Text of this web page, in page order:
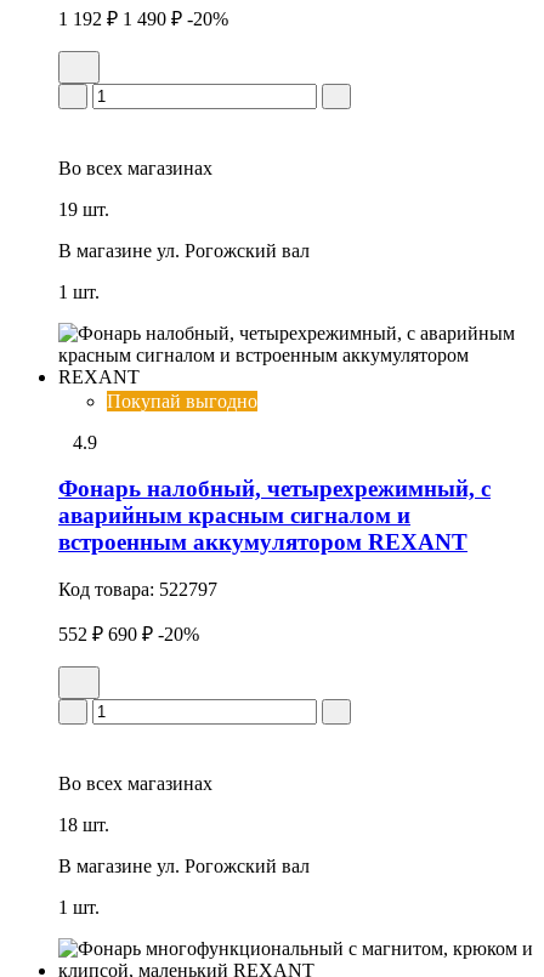
1 192 ₽ 1 490 ₽ -20%
Во всех магазинах
19 шт.
В магазине ул. Рогожский вал
1 шт.
Покупай выгодно
4.9
Фонарь налобный, четырехрежимный, с
аварийным красным сигналом и
встроенным аккумулятором REXANT
Код товара: 522797
552 ₽ 690 ₽ -20%
Во всех магазинах
18 шт.
В магазине ул. Рогожский вал
1 шт.